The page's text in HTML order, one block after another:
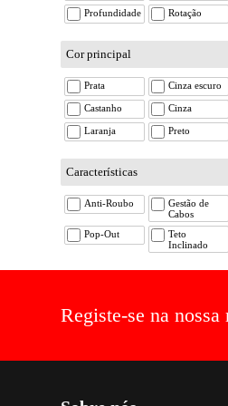
Profundidade Rotação
Cor principal
Prata Cinza escuro
Castanho Cinza
Laranja Preto
Características
Anti-Roubo
Gestão de
Cabos
Pop-Out
Teto
Inclinado
Registe-se na